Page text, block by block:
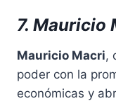
7. Mauricio
Mauricio Macri,
poder con la
económicas y